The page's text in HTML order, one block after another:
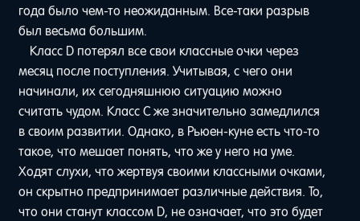
года было чем-то неожиданным. Все-таки разрыв
был весьма большим.
Класс D потерял все свои классные очки через
месяц после поступления. Учитывая, с чего они
начинали, их сегодняшнюю ситуацию можно
считать чудом. Класс C же значительно замедлился
в своим развитии. Однако, в Рьюен-куне есть что-то
такое, что мешает понять, что же у него на уме.
Ходят слухи, что жертвуя своими классными очками,
он скрытно предпринимает различные действия. То,
что они станут классом D, не означает, что это будет